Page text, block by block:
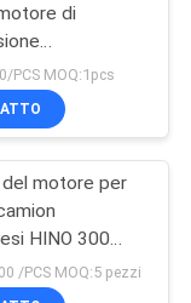
di
PCS MOQ:1pcs
motore per
HINO 300
N04C
78100
/PCS MOQ:5 pezzi